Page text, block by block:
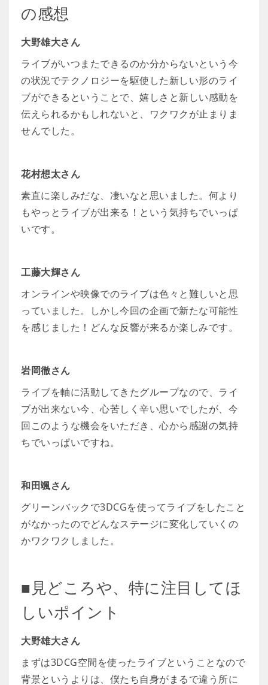
の感想
大野雄大さん
ライブがいつまたできるのか分からないという今
の状況でテクノロジーを駆使した新しい形のライ
ブができるということで、嬉しさと新しい感動を
伝えられるかもしれないと、ワクワクが止まりま
せんでした。
花村想太さん
素直に楽しみだな、凄いなと思いました。何より
もやっとライブが出来る！という気持ちでいっぱ
いです。
工藤大輝さん
オンラインや映像でのライブは色々と難しいと思
っていました。しかし今回の企画で新たな可能性
を感じました！どんな反響が来るか楽しみです。
岩岡徹さん
ライブを軸に活動してきたグループなので、ライ
ブが出来ない今、心苦しく辛い思いでしたが、今
回このような機会をいただき、心から感謝の気持
ちでいっぱいですね。
和田颯さん
グリーンバックで3DCGを使ってライブをしたこと
がなかったのでどんなステージに変化していくの
かワクワクしました。
■見どころや、特に注目してほ
しいポイント
大野雄大さん
まずは3DCG空間を使ったライブということなので
背景というよりは、僕たち自身がまるで違う所に